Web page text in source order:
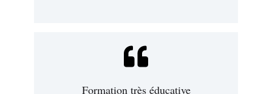
Formation très éducative